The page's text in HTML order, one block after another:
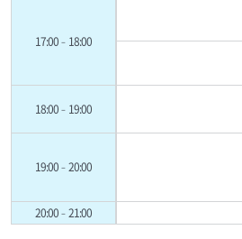
17:00–18:00
18:00–19:00
19:00–20:00
20:00–21:00